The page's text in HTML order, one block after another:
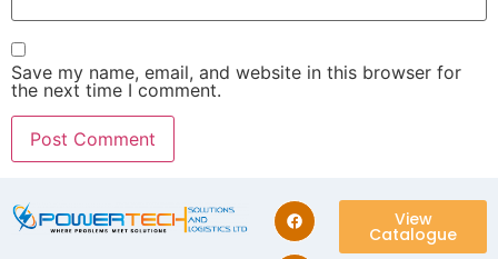
Save my name, email, and website in this browser for
the next time I comment.
View
Catalogue